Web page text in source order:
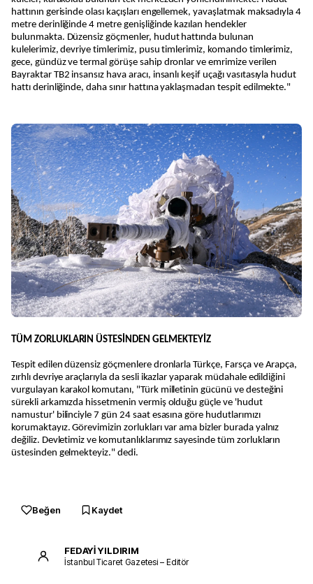
hattının gerisinde olası kaçışları engellemek, yavaşlatmak maksadıyla 4
metre derinliğinde 4 metre genişliğinde kazılan hendekler
bulunmakta. Düzensiz göçmenler, hudut hattında bulunan
kulelerimiz, devriye timlerimiz, pusu timlerimiz, komando timlerimiz,
gece, gündüz ve termal görüşe sahip dronlar ve emrimize verilen
Bayraktar TB2 insansız hava aracı, insanlı keşif uçağı vasıtasıyla hudut
hattı derinliğinde, daha sınır hattına yaklaşmadan tespit edilmekte."
TÜM ZORLUKLARIN ÜSTESİNDEN GELMEKTEYİZ
Tespit edilen düzensiz göçmenlere dronlarla Türkçe, Farsça ve Arapça,
zırhlı devriye araçlarıyla da sesli ikazlar yaparak müdahale edildiğini
vurgulayan karakol komutanı, "Türk milletinin gücünü ve desteğini
sürekli arkamızda hissetmenin vermiş olduğu güçle ve 'hudut
namustur' bilinciyle 7 gün 24 saat esasına göre hudutlarımızı
korumaktayız. Görevimizin zorlukları var ama bizler burada yalnız
değiliz. Devletimiz ve komutanlıklarımız sayesinde tüm zorlukların
üstesinden gelmekteyiz." dedi.
Beğen Kaydet
FEDAYİ YILDIRIM
İstanbul Ticaret Gazetesi – Editör